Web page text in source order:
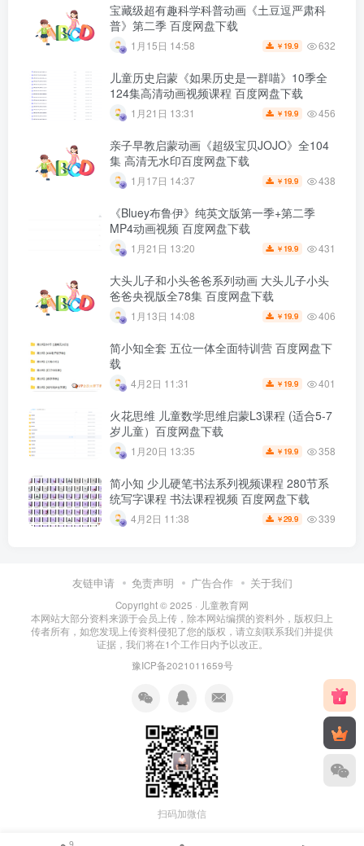
宝藏级超有趣科学科普动画《土豆逗严肃科
普》第二季 百度网盘下载
1月15日 14:58 ￥ 19.9 632
儿童历史启蒙《如果历史是一群喵》10季全
124集高清动画视频课程 百度网盘下载
1月21日 13:31 ￥ 19.9 456
亲子早教启蒙动画《超级宝贝JOJO》全104
集 高清无水印百度网盘下载
1月17日 14:37 ￥ 19.9 438
《Bluey布鲁伊》纯英文版第一季+第二季
MP4动画视频 百度网盘下载
1月21日 13:20 ￥ 19.9 431
大头儿子和小头爸爸系列动画 大头儿子小头
爸爸央视版全78集 百度网盘下载
1月13日 14:08 ￥ 19.9 406
简小知全套 五位一体全面特训营 百度网盘下
载
4月2日 11:31 ￥ 19.9 401
火花思维 儿童数学思维启蒙L3课程 (适合5-7
岁儿童）百度网盘下载
1月20日 13:35 ￥ 19.9 358
简小知 少儿硬笔书法系列视频课程 280节系
统写字课程 书法课程视频 百度网盘下载
4月2日 11:38 ￥29.9 339
友链申请 免责声明 广告合作 关于我们
Copyright © 2025 · 儿童教育网
本网站大部分资料来源于会员上传，除本网站编撰的资料外，版权归上
传者所有，如您发现上传资料侵犯了您的版权，请立刻联系我们并提供
证据，我们将在1个工作日内予以改正。
豫ICP备2021011659号
扫码加微信